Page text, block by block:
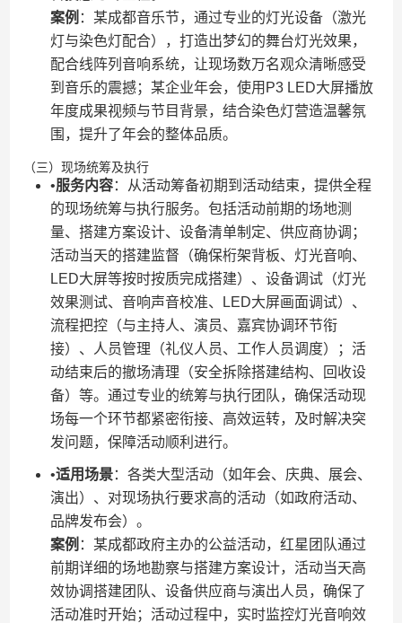
​案例​ ​：某成都音乐节，通过专业的灯光设备（激光
灯与染色灯配合），打造出梦幻的舞台灯光效果，
配合线阵列音响系统，让现场数万名观众清晰感受
到音乐的震撼；某企业年会，使用P3 LED大屏播放
年度成果视频与节目背景，结合染色灯营造温馨氛
围，提升了年会的整体品质。
（三）现场统筹及执行
•​​服务内容​​：从活动筹备初期到活动结束，提供全程
的现场统筹与执行服务。包括活动前期的场地测
量、搭建方案设计、设备清单制定、供应商协调；
活动当天的搭建监督（确保桁架背板、灯光音响、
LED大屏等按时按质完成搭建）、设备调试（灯光
效果测试、音响声音校准、LED大屏画面调试）、
流程把控（与主持人、演员、嘉宾协调环节衔
接）、人员管理（礼仪人员、工作人员调度）；活
动结束后的撤场清理（安全拆除搭建结构、回收设
备）等。通过专业的统筹与执行团队，确保活动现
场每一个环节都紧密衔接、高效运转，及时解决突
发问题，保障活动顺利进行。
•​​适用场景​​：各类大型活动（如年会、庆典、展会、
演出）、对现场执行要求高的活动（如政府活动、
品牌发布会）。
​案例​ ​：某成都政府主办的公益活动，红星团队通过
前期详细的场地勘察与搭建方案设计，活动当天高
效协调搭建团队、设备供应商与演出人员，确保了
活动准时开始；活动过程中，实时监控灯光音响效